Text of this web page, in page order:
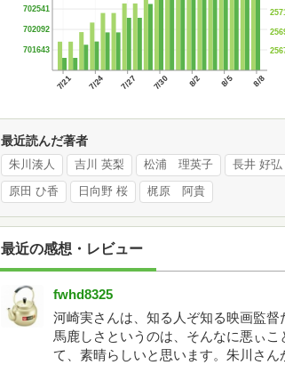
7/21 7/24 7/27 7/30 8/2 8/5 8/8
701643
702092
702541
最近読んだ著者
朱川湊人 吉川 英梨 松浦 理英子 長井 好弘
原田 ひ香 日向野 桜 梶原 阿貴
最近の感想・レビュー
fwhd8325
河崎実さんは、知る人ぞ知る映画監
馬鹿しさというのは、そんなに悪ぃ
て、素晴らしいと思います。朱川さ